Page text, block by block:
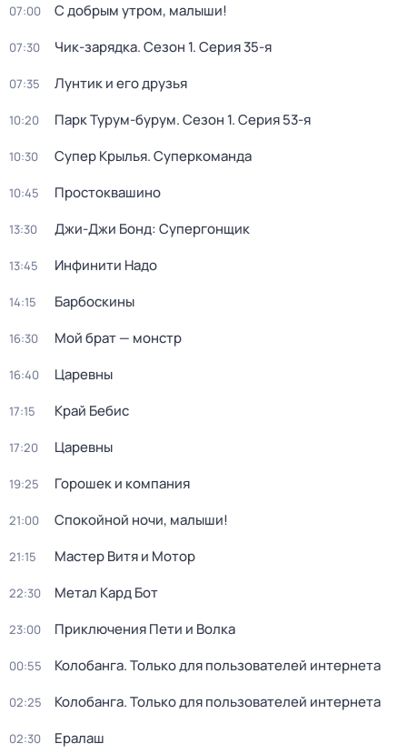
07:00 С добрым утром, малыши!
07:30 Чик-зарядка. Сезон 1. Серия 35-я
07:35 Лунтик и его друзья
10:20 Парк Турум-бурум. Сезон 1. Серия 53-я
10:30 Супер Крылья. Суперкоманда
10:45 Простоквашино
13:30 Джи-Джи Бонд: Супергонщик
13:45 Инфинити Надо
14:15 Барбоскины
16:30 Мой брат — монстр
16:40 Царевны
17:15 Край Бебис
17:20 Царевны
19:25 Горошек и компания
21:00 Спокойной ночи, малыши!
21:15 Мастер Витя и Мотор
22:30 Метал Кард Бот
23:00 Приключения Пети и Волка
00:55 Колобанга. Только для пользователей интернета
02:25 Колобанга. Только для пользователей интернета
02:30 Ералаш